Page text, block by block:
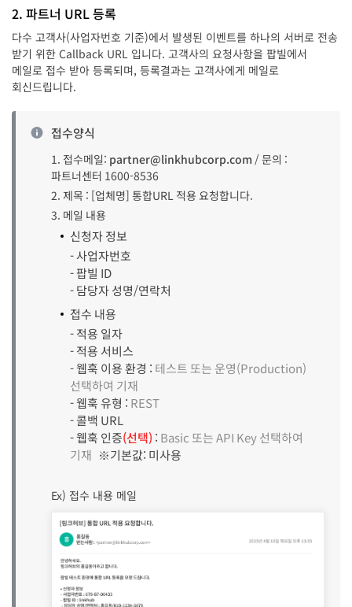
2. 파트너 URL 등록
다수 고객사(사업자번호 기준)에서 발생된 이벤트를 하나의 서버로 전송
받기 위한 Callback URL 입니다. 고객사의 요청사항을 팝빌에서
메일로 접수 받아 등록되며, 등록결과는 고객사에게 메일로
회신드립니다.
접수양식
1. 접수메일: partner@linkhubcorp.com / 문의 :
파트너센터 1600-8536
2. 제목 : [업체명] 통합URL 적용 요청합니다.
3. 메일 내용
신청자 정보
- 사업자번호
- 팝빌 ID
- 담당자 성명/연락처
접수 내용
- 적용 일자
- 적용 서비스
- 웹훅 이용 환경 : 테스트 또는 운영(Production)
선택하여 기재
- 웹훅 유형 : REST
- 콜백 URL
- 웹훅 인증(선택) : Basic 또는 API Key 선택하여
기재 ※기본값: 미사용
Ex) 접수 내용 메일